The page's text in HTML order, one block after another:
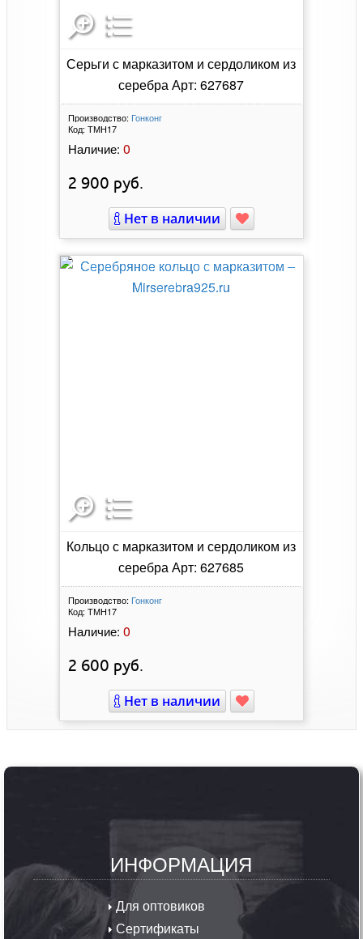
Серьги с марказитом и сердоликом из
серебра Арт: 627687
Производство: Гонконг
Код: ТМН17
Наличие: 0
2 900 руб.
Нет в наличии
Кольцо с марказитом и сердоликом из
серебра Арт: 627685
Производство: Гонконг
Код: ТМН17
Наличие: 0
2 600 руб.
Нет в наличии
ИНФОРМАЦИЯ
Для оптовиков
Сертификаты